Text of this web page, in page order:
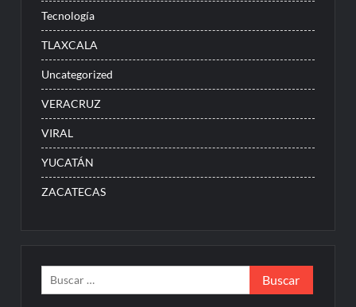
Tecnología
TLAXCALA
Uncategorized
VERACRUZ
VIRAL
YUCATÁN
ZACATECAS
Buscar: